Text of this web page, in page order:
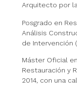
Arquitecto por la
Posgrado en
Análisis
de Intervención
Máster Oficial
Restauración y
2014, con una